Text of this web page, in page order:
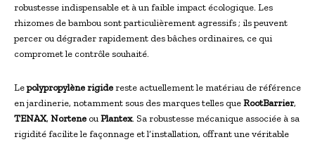
robustesse indispensable et à un faible impact écologique. Les
rhizomes de bambou sont particulièrement agressifs ; ils peuvent
percer ou dégrader rapidement des bâches ordinaires, ce qui
compromet le contrôle souhaité.
Lepolypropylène rigidereste actuellement le matériau de référence
en jardinerie, notamment sous des marques telles queRootBarrier,
TENAX, Nortene ouPlantex. Sa robustesse mécanique associée à sa
rigidité facilite le façonnage et l’installation, offrant une véritable